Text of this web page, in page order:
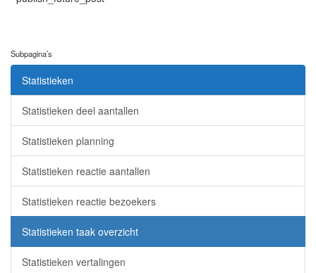
Subpagina’s
Statistieken
Statistieken deel aantallen
Statistieken planning
Statistieken reactie aantallen
Statistieken reactie bezoekers
Statistieken taak overzicht
Statistieken vertalingen